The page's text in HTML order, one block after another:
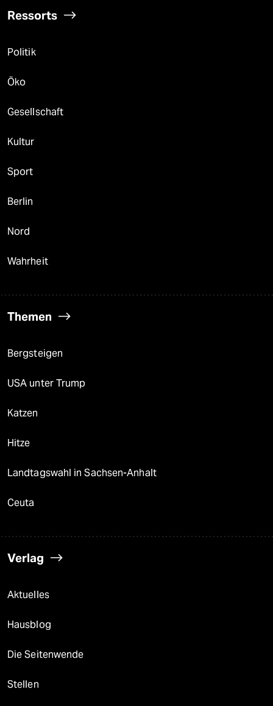
Ressorts
Politik
Öko
Gesellschaft
Kultur
Sport
Berlin
Nord
Wahrheit
Themen
Bergsteigen
USA unter Trump
Katzen
Hitze
Landtagswahl in Sachsen-Anhalt
Ceuta
Verlag
Aktuelles
Hausblog
Die Seitenwende
Stellen